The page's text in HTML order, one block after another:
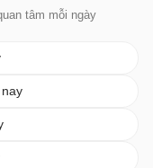
tâm mỗi ngày